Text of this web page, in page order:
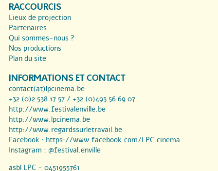
RACCOURCIS
Lieux de projection
Partenaires
Qui sommes-nous ?
Nos productions
Plan du site
INFORMATIONS ET CONTACT
contact(at)lpcinema.be
+32 (0)2 538 17 57 / +32 (0)493 56 69 07
http://www.festivalenville.be
http://www.lpcinema.be
http://www.regardssurletravail.be
Facebook : https://www.facebook.com/LPC.cinema...
Instagram : @festival.enville
asbl LPC - 0451955761